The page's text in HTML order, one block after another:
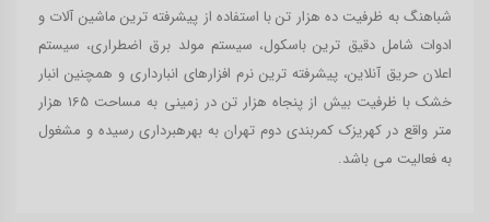
شباهنگ به ظرفیت ده هزار تن با استفاده از پیشرفته ترین ماشین آلات و
ادوات شامل دقیق ترین باسکول، سیستم مولد برق اضطراری، سیستم
اعلان حریق آنلاین، پیشرفته ترین نرم افزارهای انبارداری و همچنین انبار
خشک با ظرفیت بیش از پنجاه هزار تن در زمینی به مساحت 165 هزار
متر واقع در کهریزک کمربندی دوم تهران به بهرهبرداری رسیده و مشغول
به فعالیت می باشد.